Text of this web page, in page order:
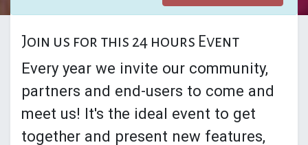
Join us for this 24 hours Event
Every year we invite our community,
partners and end-users to come and
meet us! It's the ideal event to get
together and present new features,